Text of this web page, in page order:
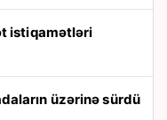
üzərinə sürdü